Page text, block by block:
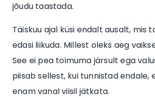
jõudu taastada.
Täiskuu ajal küsi endalt ausalt, mis
edasi liikuda. Millest oleks aeg
See ei pea toimuma järsult ega
piisab sellest, kui tunnistad endale,
enam vanal viisil jätkata.